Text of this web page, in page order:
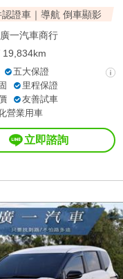
認證車｜導航 倒車顯影
廣一汽車商行
19,834km
五大保證
里程保證
友善試車
營業用車
立即諮詢